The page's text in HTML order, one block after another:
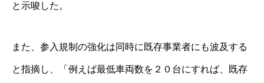
と示唆した。
また、参入規制の強化は同時に既存事業者にも波及する
と指摘し、「例えば最低車両数を２０台にすれば、既存